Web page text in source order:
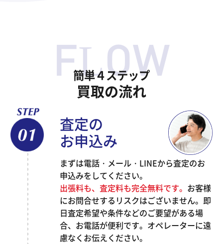
簡単４ステップ
買取の流れ
査定の
お申込み
まずは電話・メール・LINEから査定のお
申込みをしてください。
出張料も、査定料も完全無料です。 お客様
にお問合せするリスクはございません。即
日査定希望や条件などのご要望がある場
合、お電話が便利です。オペレーターに遠
慮なくお伝えください。